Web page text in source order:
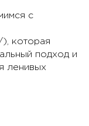
с
которая
подход и
ленивых